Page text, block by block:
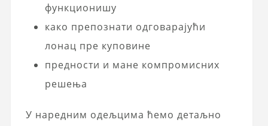
функционишу
како препознати одговарајући
лонац пре куповине
предности и мане компромисних
решења
У наредним одељцима ћемо детаљно